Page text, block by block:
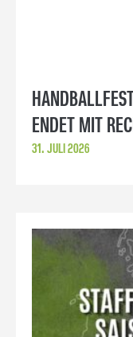
ENDET MIT
31. JULI 2026